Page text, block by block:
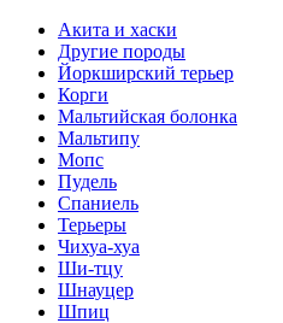
Акита и хаски
Другие породы
Йоркширский терьер
Корги
Мальтийская болонка
Мальтипу
Мопс
Пудель
Спаниель
Терьеры
Чихуа-хуа
Ши-тцу
Шнауцер
Шпиц